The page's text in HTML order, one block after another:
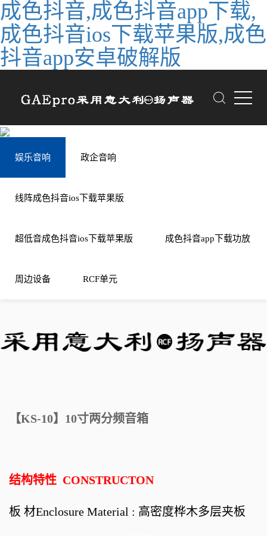
成色抖音,成色抖音app下载,
成色抖音ios下载苹果版,成色
抖音app安卓破解版
娱乐音响 政企音响
线阵成色抖音ios下载苹果版
超低音成色抖音ios下载苹果版 成色抖音app下载功放
周边设备 RCF单元
【KS-10】10寸两分频音箱
结构特性 CONSTRUCTON
板 材Enclosure Material : 高密度桦木多层夹板